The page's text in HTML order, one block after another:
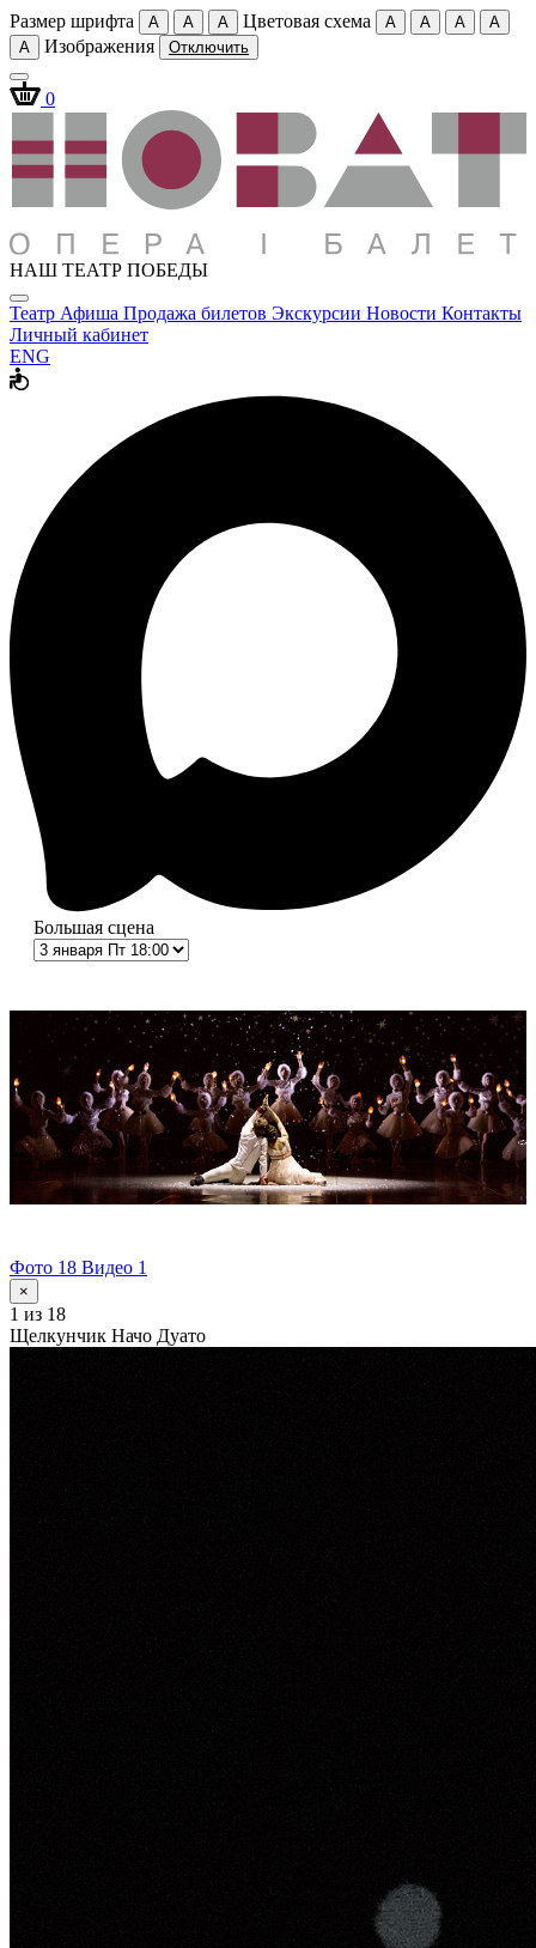
Размер шрифта A A A Цветовая схема A A A
A
A
Изображения Отключить
0
НАШ ТЕАТР ПОБЕДЫ
Театр Афиша Продажа билетов Экскурсии Новости Контакты
Личный кабинет
ENG
Большая сцена
Фото 18 Видео 1
×
1 из 18
Щелкунчик Начо Дуато